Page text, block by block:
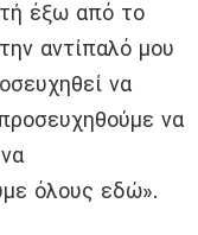
έξω από το
αντίπαλό μου
να
να
όλους εδώ».